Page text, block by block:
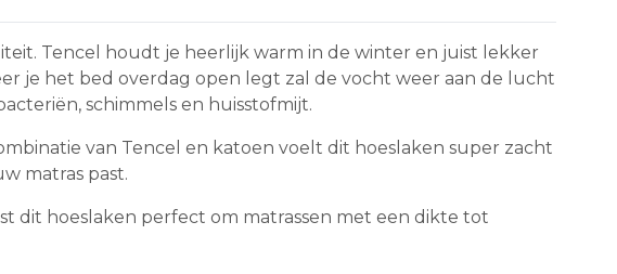
Tencel houdt je heerlijk warm in de winter en juist lekker
je het bed overdag open legt zal de vocht weer aan de lucht
schimmels en huisstofmijt.
van Tencel en katoen voelt dit hoeslaken super zacht
matras past.
dit hoeslaken perfect om matrassen met een dikte tot